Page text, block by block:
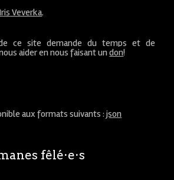
Iris Veverka.
ce site demande du temps et de
aider en nous faisant undon!
aux formats suivants :json
fêlé⋅e⋅s